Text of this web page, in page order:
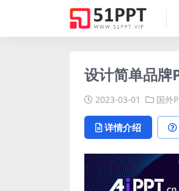
设计简单品牌
2023-03-01 国外
详情介绍